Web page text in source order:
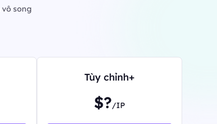
chúng
BẮT ĐẦU TỪ
đãi tuyệt vời.
Công khai New
tìm kiếm giải pháp cao cấp được tùy chỉnh
हिंदी song
Tùy chỉnh+
$?/IP